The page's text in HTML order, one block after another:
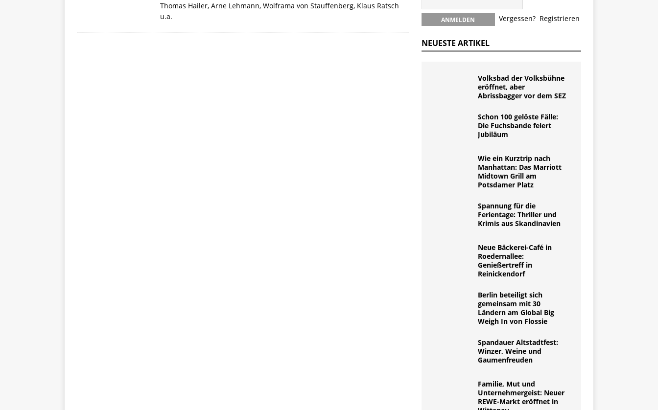
Thomas Hailer, Arne Lehmann, Wolframa von Stauffenberg, Klaus Ratsch
u.a.
Vergessen? Registrieren
NEUESTE ARTIKEL
Volksbad der Volksbühne
eröffnet, aber
Abrissbagger vor dem SEZ
Schon 100 gelöste Fälle:
Die Fuchsbande feiert
Jubiläum
Wie ein Kurztrip nach
Manhattan: Das Marriott
Midtown Grill am
Potsdamer Platz
Spannung für die
Ferientage: Thriller und
Krimis aus Skandinavien
Neue Bäckerei-Café in
Roedernallee:
Genießertreff in
Reinickendorf
Berlin beteiligt sich
gemeinsam mit 30
Ländern am Global Big
Weigh In von Flossie
Spandauer Altstadtfest:
Winzer, Weine und
Gaumenfreuden
Familie, Mut und
Unternehmergeist: Neuer
REWE-Markt eröffnet in